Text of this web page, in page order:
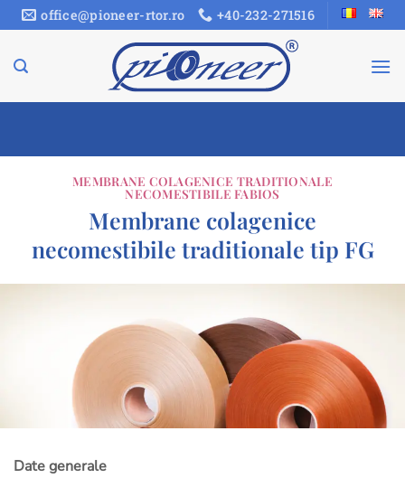
Sari
la
conținut
office@pioneer-rtor.ro +40-232-271516
MEMBRANE COLAGENICE TRADITIONALE
NECOMESTIBILE FABIOS
Membrane colagenice
necomestibile traditionale tip FG
Date generale